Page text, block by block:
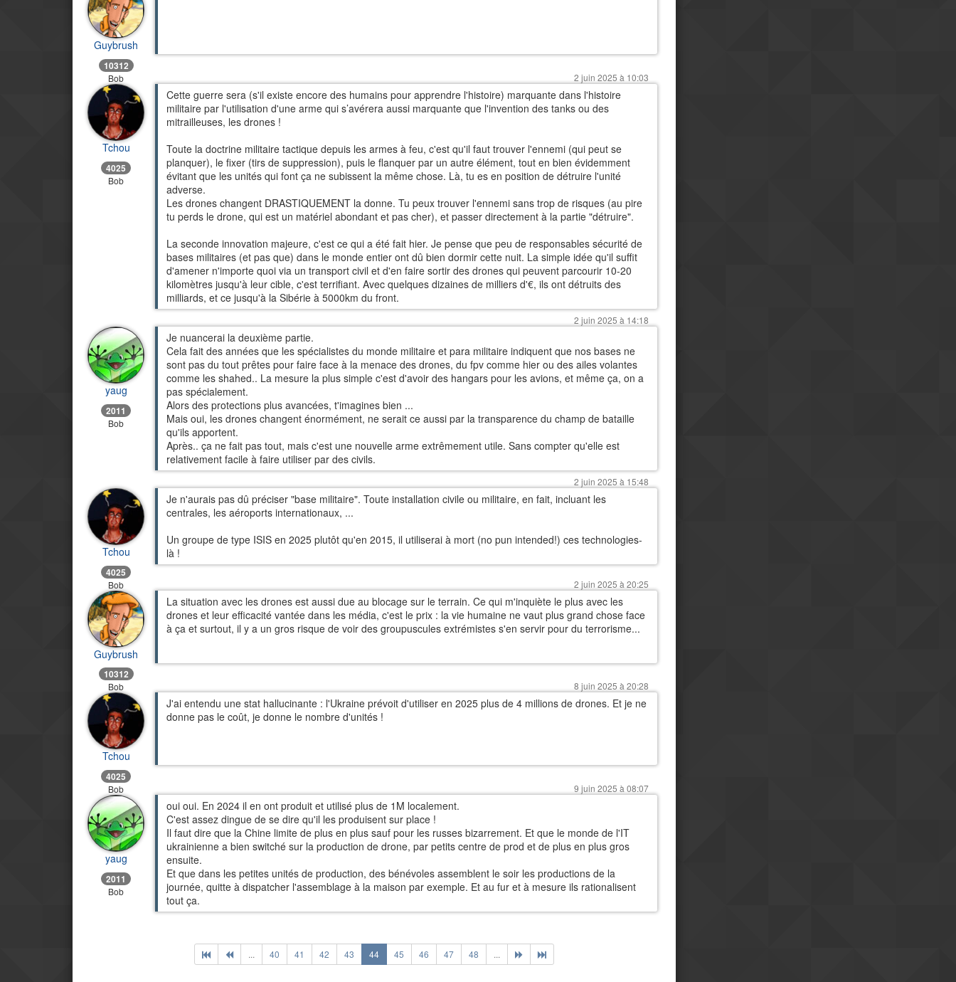
Guybrush
10312
Bob
Tchou
4025
Bob
2 juin 2025 à 10:03
Cette guerre sera (s'il existe encore des humains pour apprendre l'histoire) marquante dans l'histoire
militaire par l'utilisation d'une arme qui s’avérera aussi marquante que l'invention des tanks ou des
mitrailleuses, les drones !
Toute la doctrine militaire tactique depuis les armes à feu, c'est qu'il faut trouver l'ennemi (qui peut se
planquer), le fixer (tirs de suppression), puis le flanquer par un autre élément, tout en bien évidemment
évitant que les unités qui font ça ne subissent la même chose. Là, tu es en position de détruire l'unité
adverse.
Les drones changent DRASTIQUEMENT la donne. Tu peux trouver l'ennemi sans trop de risques (au pire
tu perds le drone, qui est un matériel abondant et pas cher), et passer directement à la partie "détruire".
La seconde innovation majeure, c'est ce qui a été fait hier. Je pense que peu de responsables sécurité de
bases militaires (et pas que) dans le monde entier ont dû bien dormir cette nuit. La simple idée qu'il suffit
d'amener n'importe quoi via un transport civil et d'en faire sortir des drones qui peuvent parcourir 10-20
kilomètres jusqu'à leur cible, c'est terrifiant. Avec quelques dizaines de milliers d'€, ils ont détruits des
milliards, et ce jusqu'à la Sibérie à 5000km du front.
yaug
2011
Bob
2 juin 2025 à 14:18
Je nuancerai la deuxième partie.
Cela fait des années que les spécialistes du monde militaire et para militaire indiquent que nos bases ne
sont pas du tout prêtes pour faire face à la menace des drones, du fpv comme hier ou des ailes volantes
comme les shahed.. La mesure la plus simple c'est d'avoir des hangars pour les avions, et même ça, on a
pas spécialement.
Alors des protections plus avancées, t'imagines bien ...
Mais oui, les drones changent énormément, ne serait ce aussi par la transparence du champ de bataille
qu'ils apportent.
Après.. ça ne fait pas tout, mais c'est une nouvelle arme extrêmement utile. Sans compter qu'elle est
relativement facile à faire utiliser par des civils.
Tchou
4025
Bob
2 juin 2025 à 15:48
Je n'aurais pas dû préciser "base militaire". Toute installation civile ou militaire, en fait, incluant les
centrales, les aéroports internationaux, ...
Un groupe de type ISIS en 2025 plutôt qu'en 2015, il utiliserai à mort (no pun intended!) ces technologies-
là !
Guybrush
10312
Bob
2 juin 2025 à 20:25
La situation avec les drones est aussi due au blocage sur le terrain. Ce qui m'inquiète le plus avec les
drones et leur efficacité vantée dans les média, c'est le prix : la vie humaine ne vaut plus grand chose face
à ça et surtout, il y a un gros risque de voir des groupuscules extrémistes s'en servir pour du terrorisme...
Tchou
4025
Bob
8 juin 2025 à 20:28
J'ai entendu une stat hallucinante : l'Ukraine prévoit d'utiliser en 2025 plus de 4 millions de drones. Et je ne
donne pas le coût, je donne le nombre d'unités !
yaug
2011
Bob
9 juin 2025 à 08:07
oui oui. En 2024 il en ont produit et utilisé plus de 1M localement.
C'est assez dingue de se dire qu'il les produisent sur place !
Il faut dire que la Chine limite de plus en plus sauf pour les russes bizarrement. Et que le monde de l'IT
ukrainienne a bien switché sur la production de drone, par petits centre de prod et de plus en plus gros
ensuite.
Et que dans les petites unités de production, des bénévoles assemblent le soir les productions de la
journée, quitte à dispatcher l'assemblage à la maison par exemple. Et au fur et à mesure ils rationalisent
tout ça.
... 40 41 42 43 44 45 46 47 48 ...